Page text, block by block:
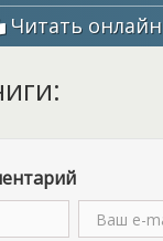
Читать онлайн